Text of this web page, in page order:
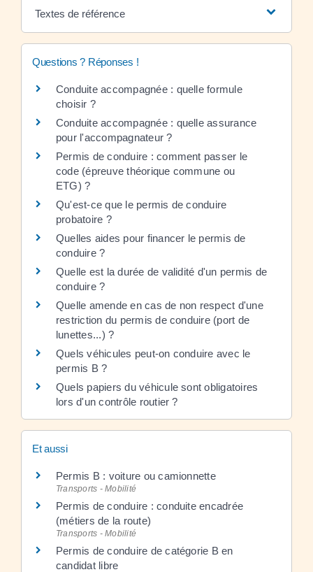
Textes de référence
Questions ? Réponses !
Conduite accompagnée : quelle formule
choisir ?
Conduite accompagnée : quelle assurance
pour l'accompagnateur ?
Permis de conduire : comment passer le
code (épreuve théorique commune ou
ETG) ?
Qu'est-ce que le permis de conduire
probatoire ?
Quelles aides pour financer le permis de
conduire ?
Quelle est la durée de validité d'un permis de
conduire ?
Quelle amende en cas de non respect d'une
restriction du permis de conduire (port de
lunettes...) ?
Quels véhicules peut-on conduire avec le
permis B ?
Quels papiers du véhicule sont obligatoires
lors d'un contrôle routier ?
Et aussi
Permis B : voiture ou camionnette
Transports - Mobilité
Permis de conduire : conduite encadrée
(métiers de la route)
Transports - Mobilité
Permis de conduire de catégorie B en
candidat libre